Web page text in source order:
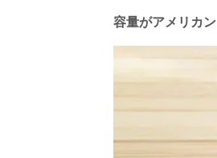
容量がアメリカン